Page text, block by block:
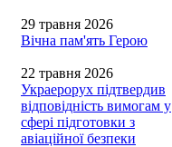
29 травня 2026
Вічна пам'ять Герою
22 травня 2026
Украерорух підтвердив
відповідність вимогам у
сфері підготовки з
авіаційної безпеки